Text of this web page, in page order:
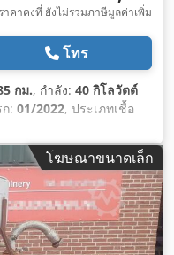
ราคาคงที่ ยังไม่รวมภาษีมูลค่าเพิ่ม
โทร
กม., กำลัง: 40 กิโลวัตต์
: 01/2022, ประเภทเชื้อ
องกล, ช่วงล่าง:อื่นๆ,
h, อุปกรณ์:ขับเคลื่อนทุก
องปรับอากาศ, ไฟหน้าเพิ่ม
โฆษณาขนาดเล็ก